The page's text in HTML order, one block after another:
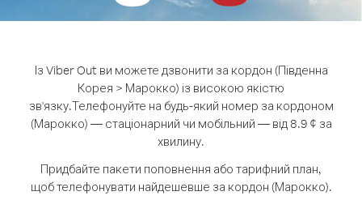
Із Viber Out ви можете дзвонити за кордон (Південна
Корея > Марокко) із високою якістю
зв'язку.Телефонуйте на будь-який номер за кордоном
(Марокко) — стаціонарний чи мобільний — від 8.9 ¢ за
хвилину.
Придбайте пакети поповнення або тарифний план,
щоб телефонувати найдешевше за кордон (Марокко).